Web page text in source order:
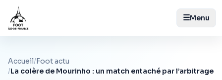
☰Menu
Accueil/Foot actu
/La colère de Mourinho : un match entaché par l’arbitrage